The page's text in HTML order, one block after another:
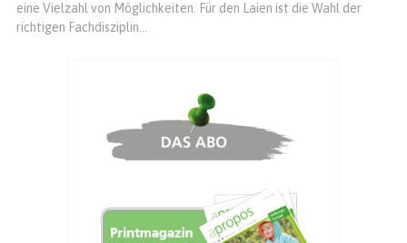
eine Vielzahl von Möglichkeiten. Für den Laien ist die Wahl der
richtigen Fachdisziplin...